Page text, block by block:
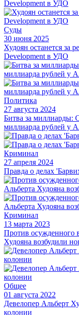
Суды
30 июня 2025
Худоян останется за
Development в УДО
Политика
27 августа 2024
Битва за миллиарды:
миллиарда рублей у
Криминал
27 апреля 2024
Правда о делах
Криминал
13 марта 2023
Против осужденного
Худояна возбудили
Общее
01 августа 2022
Девелопер Альберт
колонии